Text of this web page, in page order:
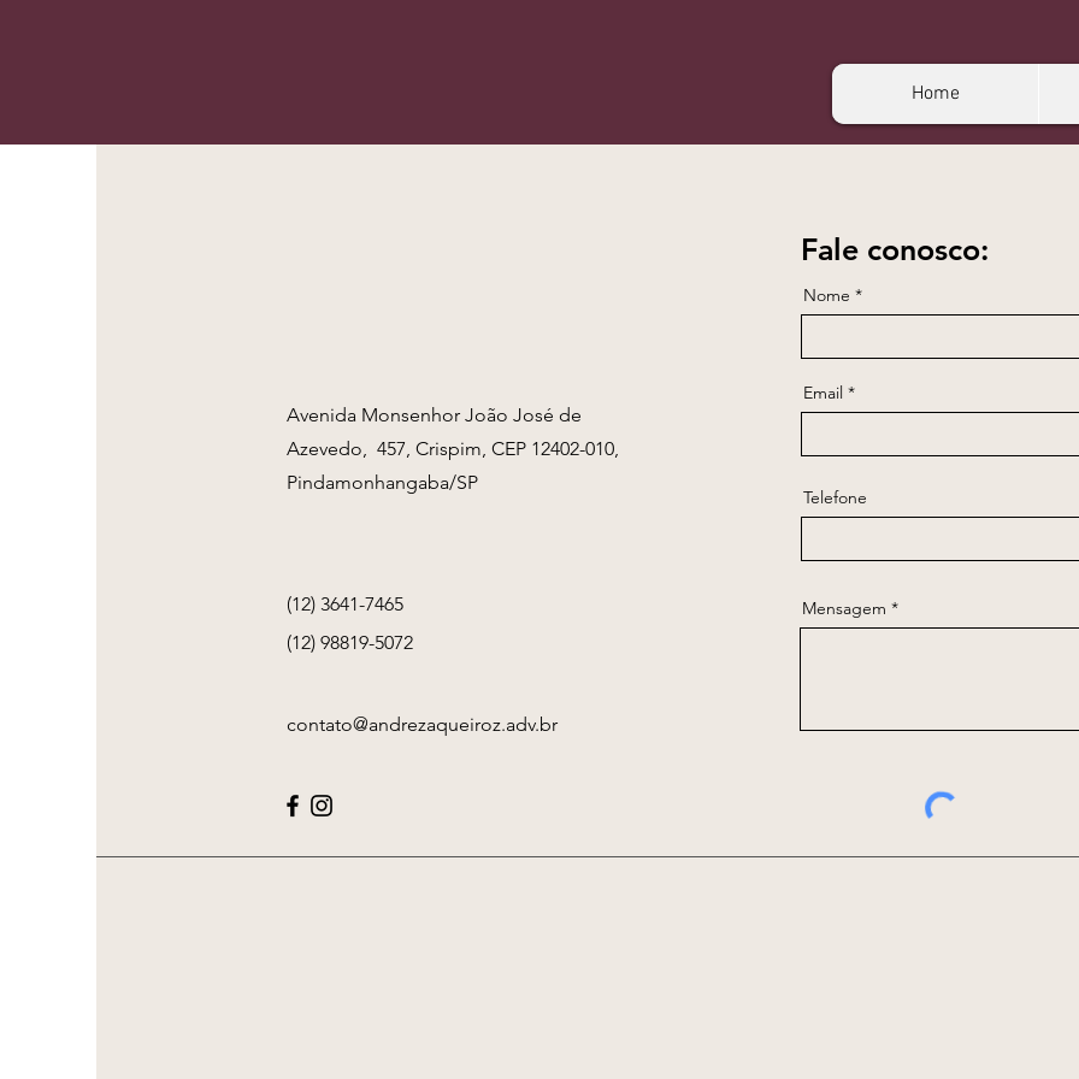
Home
Avenida Monsenhor João José de
Azevedo, 457, Crispim, CEP 12402-010,
Pindamonhangaba/SP
(12) 3641-7465
(12) 98819-5072
contato@andrezaqueiroz.adv.br
Fale conosco:
Nome
Email
Telefone
Mensagem